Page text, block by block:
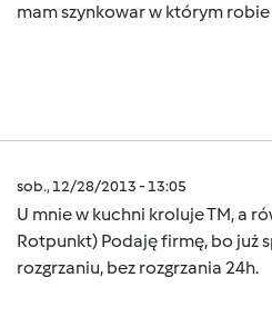
mam szynkowar w którym
sob., 12/28/2013 - 13:05
U mnie w kuchni kroluje TM, a
Rotpunkt) Podaję firmę, bo już
rozgrzaniu, bez rozgrzania 24h.